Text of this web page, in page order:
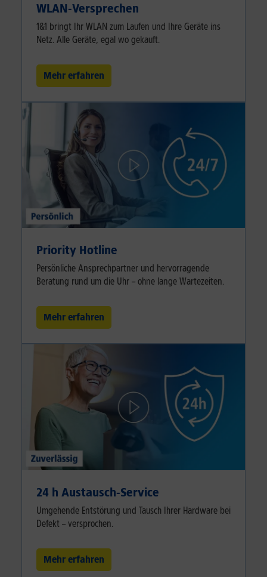
WLAN-Versprechen
1&1 bringt Ihr WLAN zum Laufen und Ihre Geräte ins
Netz. Alle Geräte, egal wo gekauft.
Mehr erfahren
Priority Hotline
Persönliche Ansprechpartner und hervorragende
Beratung rund um die Uhr – ohne lange Wartezeiten.
Mehr erfahren
24 h Austausch-Service
Umgehende Entstörung und Tausch Ihrer Hardware bei
Defekt – versprochen.
Mehr erfahren